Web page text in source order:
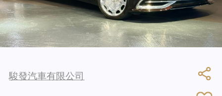
駿發汽車有限公司